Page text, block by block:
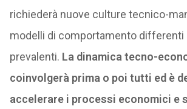
richiederà nuove culture tecnico-
modelli di comportamento differenti
prevalenti. La dinamica tecno-
coinvolgerà prima o poi tutti ed è
accelerare i processi economici e